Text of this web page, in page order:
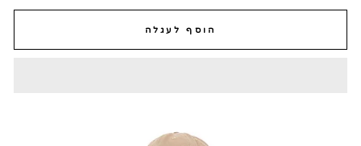
הוסף לעגלה